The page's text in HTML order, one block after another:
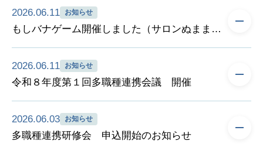
・対応可能な分野（がん、難病、小児、緩和ケア、精神、人工呼
吸器、看取り、障がい）
・訪問活動範囲
参加者は53名となりました。
ご参加いただいた皆様、ありがとうございました。
講師：口腔栄養サポートチームレインボー 代表・訪問歯科衛生
士 篠原 弓月 様
第２回井戸端サロン「高齢者の視覚障害～介護現場での対応方法
～」
視聴期間：７/２（木）～７/２４（金）
↓↓↓お申込みは以下のリンクから（Google formにとびます）
https://docs.google.com/forms/d/1EwyLjApXwMeRaC2JThsI-
u6STk1PYe5cADONFHFpWf8/edit
高齢者に多い眼科疾患や視覚障害についての知識、在宅や現場で
の「見えにくさ」を解消するための方法や実例を学びました。
本人も気づきにくい視覚障害に周囲が気づき、その人に合わせた
サポートをすることで、生活の不自由さが大きく解消されること
がある、と知ることができました。
ご参加いただいた皆様、どうもありがとうございました。
ました。
地域の皆様と直接お話して、様々なお考えに触れることができま
した。
ご参加いただいた皆様、貴重な機会を頂きまして、ありがとうご
ざいました。
2026.06.11 お知らせ
もしバナゲーム開催しました（サロンぬままさん）
ただきました。
皆様の活発なトークで盛り上がり、サロンは大賑わいでした。
逗子市社会福祉協議会の方からエンディングノートのお話もあ
り、参加者の皆様の自分の心を見つめなおすきっかけとなれたら
嬉しいです。
2026.06.11 お知らせ
令和８年度第１回多職種連携会議 開催
た。
ご参加頂きました委員の皆様、ありがとうございました。
2026.06.03 お知らせ
多職種連携研修会 申込開始のお知らせ